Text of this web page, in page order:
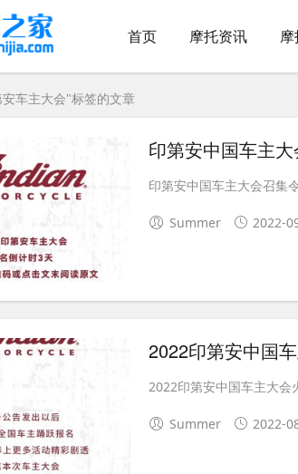
首页 摩托资讯
车主大会"标签的文章
印第安中国车主大
印第安中国车主大会召集
Summer 2022-
2022印第安中国
2022印第安中国车主大会
Summer 2022-